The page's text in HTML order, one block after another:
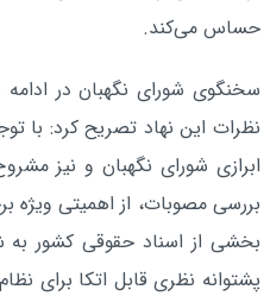
حساس می‌کند.
سخنگوی شورای نگهبان در
نظرات این نهاد تصریح کرد: با
ابرازی شورای نگهبان و نیز
بررسی مصوبات، از اهمیتی ویژه
بخشی از اسناد حقوقی کشور به
پشتوانه نظری قابل اتکا برای